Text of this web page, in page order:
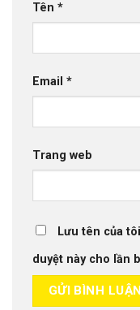
Tên *
Email *
Trang web
Lưu tên của
duyệt này cho lần